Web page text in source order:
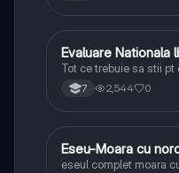
Limba și literatura
Evaluare Nationala
Tot ce trebuie sa stii pt
7 2,544 0
Limba și literatura
Eseu-Moara cu
eseul complet moara